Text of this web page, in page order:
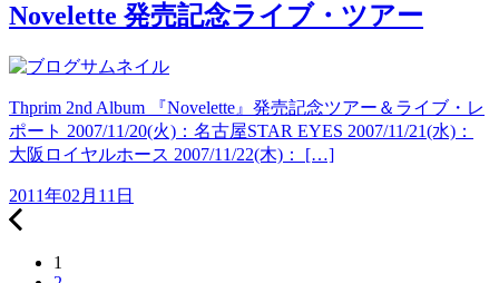
Novelette 発売記念ライブ・ツアー
Thprim 2nd Album 『Novelette』発売記念ツアー＆ライブ・レ
ポート 2007/11/20(火)：名古屋STAR EYES 2007/11/21(水)：
大阪ロイヤルホース 2007/11/22(木)： […]
2011年02月11日
1